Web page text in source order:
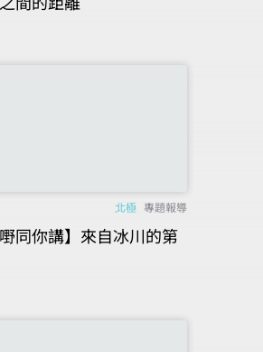
北極 專題報導
嘢同你講】來自冰川的第